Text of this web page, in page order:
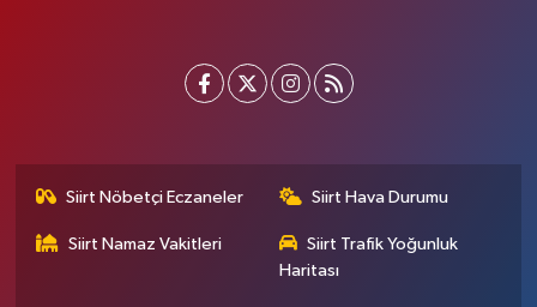
Siirt Nöbetçi Eczaneler Siirt Hava Durumu
Siirt Namaz Vakitleri
Siirt Trafik Yoğunluk
Haritası